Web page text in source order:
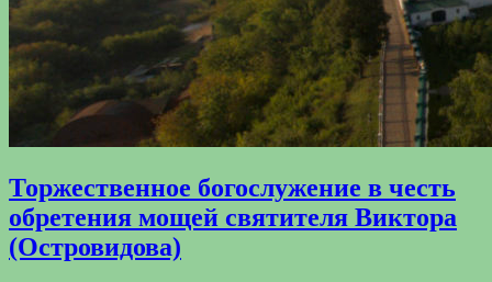
Торжественное богослужение в честь
обретения мощей святителя Виктора
(Островидова)